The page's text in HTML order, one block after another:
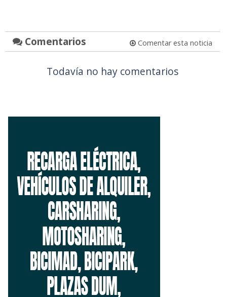
Comentarios Comentar esta noticia
Todavía no hay comentarios